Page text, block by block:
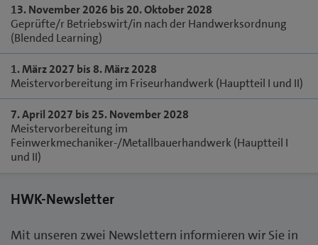
13. November 2026 bis 20. Oktober 2028
Geprüfte/r Betriebswirt/in nach der Handwerksordnung
(Blended Learning)
1. März 2027 bis 8. März 2028
Meistervorbereitung im Friseurhandwerk (Hauptteil I und II)
7. April 2027 bis 25. November 2028
Meistervorbereitung im
Feinwerkmechaniker-/Metallbauerhandwerk (Hauptteil I
und II)
HWK-Newsletter
Mit unseren zwei Newslettern informieren wir Sie in